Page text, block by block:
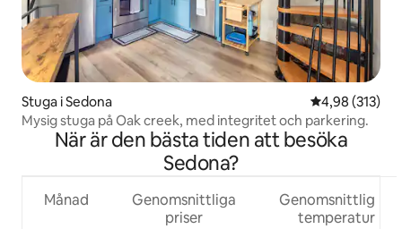
Stuga i Sedona 4,98 av 5 i
4,98 (313)
Mysig stuga på Oak creek, med integritet och parkering.
När är den bästa tiden att besöka
Sedona?
Månad
Genomsnittliga
priser
Genomsnittlig
temperatur